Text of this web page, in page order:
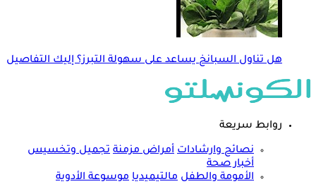
هل تناول السبانخ يساعد على سهولة التبرز؟ إليك التفاصيل
روابط سريعة
نصائح وارشادات أمراض مزمنة تجميل وتخسيس
أخبار صحة
الأمومة والطفل مالتيميديا موسوعة الأدوية